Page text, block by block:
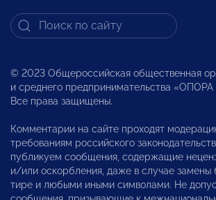
© 2023 Общероссийская общественная
и среднего предпринимательства
Все права защищены.
Комментарии на сайте проходят
требованиям российского
публикуем сообщения, содержащие
и/или оскорбления, даже в случае замены
тире и любыми иными символами. Не